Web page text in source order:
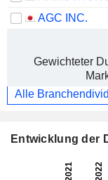
AGC INC.
Gewichteter
Alle
Entwicklung der